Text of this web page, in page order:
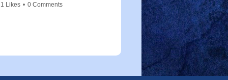
con nuestras socias y socios,
su trabajo marca la diferencia.
1 Likes • 0 Comments 3 Views • 0 Likes • 0 Comments